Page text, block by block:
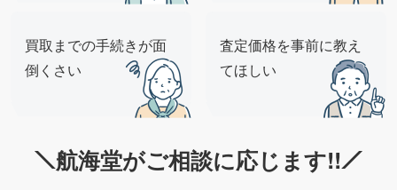
買取までの手続きが面
倒くさい
査定価格を事前に教え
てほしい
航海堂がご相談に応じます!!